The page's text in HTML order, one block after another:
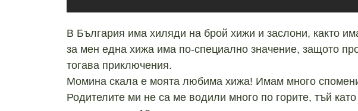
В България има хиляди на брой хижи и заслони, както
за мен една хижа има по-специално значение, защото
тогава приключения.
Момина скала е моята любима хижа! Имам много
Родителите ми не са ме водили много по горите, тъй